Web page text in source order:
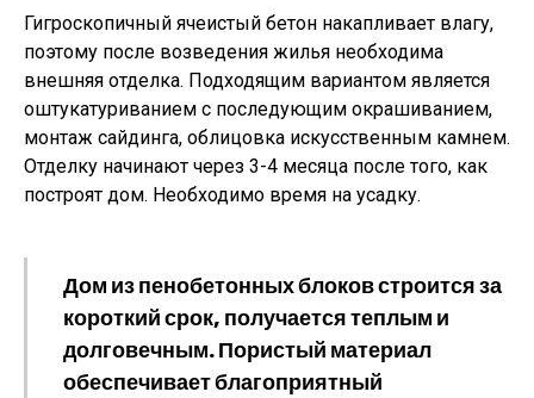
Гигроскопичный ячеистый бетон накапливает влагу,
поэтому после возведения жилья необходима
внешняя отделка. Подходящим вариантом является
оштукатуриванием с последующим окрашиванием,
монтаж сайдинга, облицовка искусственным камнем.
Отделку начинают через 3-4 месяца после того, как
построят дом. Необходимо время на усадку.
Дом из пенобетонных блоков строится за
короткий срок, получается теплым и
долговечным. Пористый материал
обеспечивает благоприятный